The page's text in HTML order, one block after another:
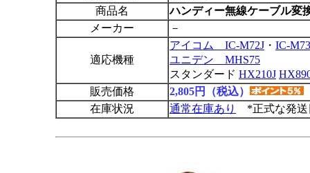
商品名
ハンディー無線ケーブル
メーカー
－
適応機種
アイコム IC-M72J ・ IC-
ユニデン MHS75
スタンダード HX210J
販売価格
2,805円（税込）
在庫状況
通常在庫あり *正式な発送